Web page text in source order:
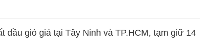
dầu gió giả tại Tây Ninh và TP.HCM, tạm giữ 14